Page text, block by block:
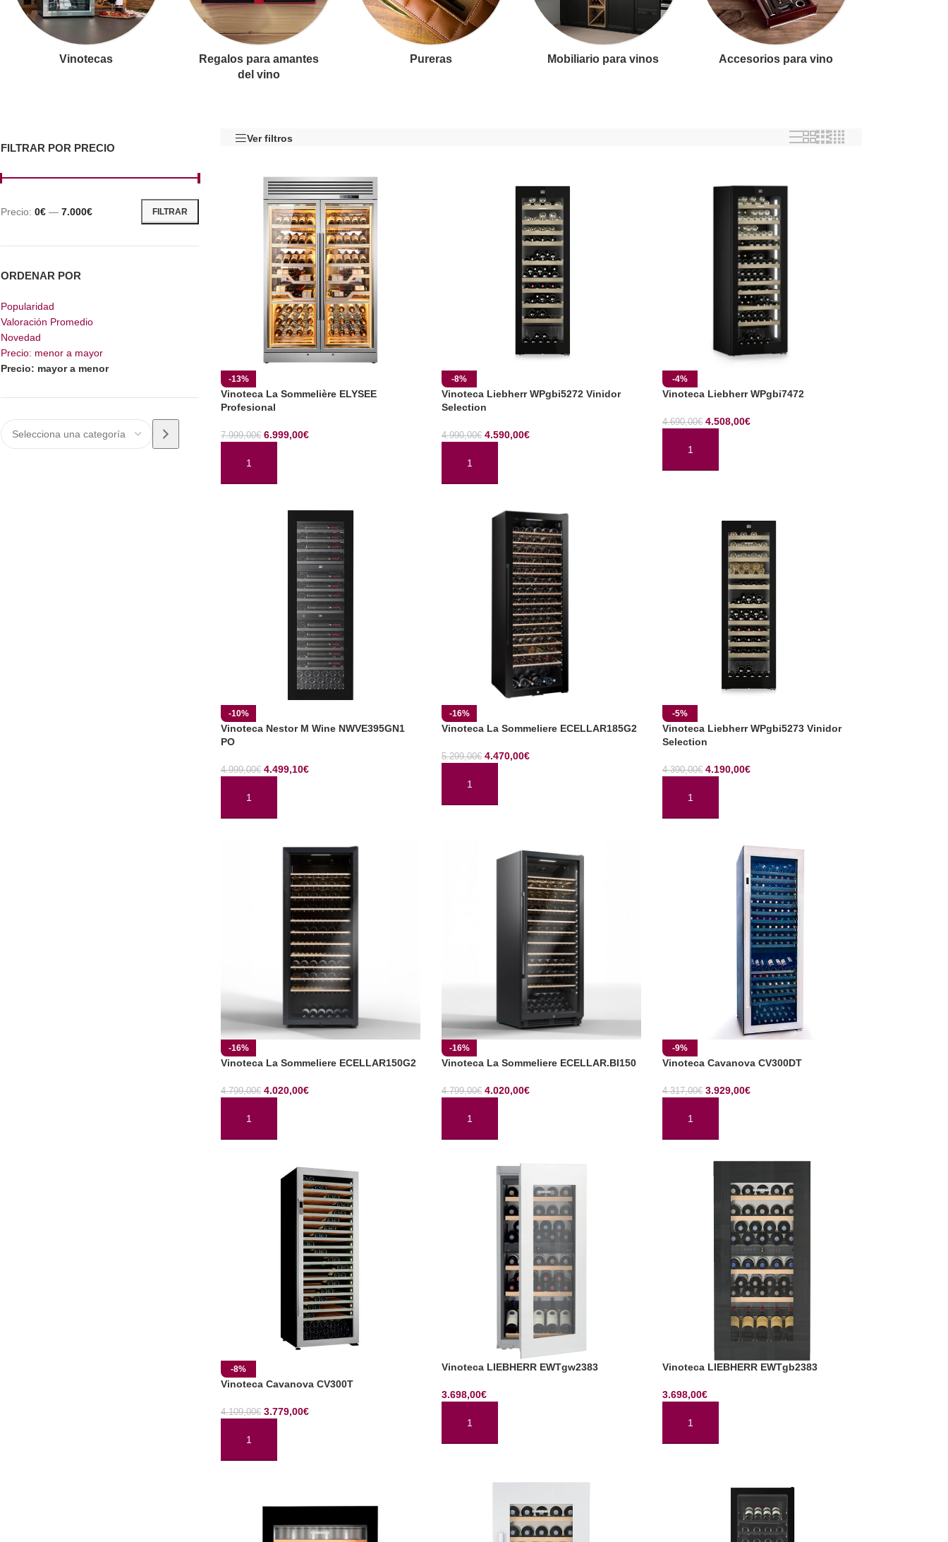
Vinotecas
Regalos para amantes
del vino
Pureras Mobiliario para vinos Accesorios para vino
FILTRAR POR PRECIO
FILTRAR
Precio: 0€— 7.000€
ORDENAR POR
Popularidad
Valoración Promedio
Novedad
Precio: menor a mayor
Precio: mayor a menor
Ver filtros
-13%
Vinoteca La Sommelière ELYSEE
Profesional
7.999,00€ 6.999,00€
AÑADIR AL CARRITO
-8%
Vinoteca Liebherr WPgbi5272 Vinidor
Selection
4.990,00€ 4.590,00€
AÑADIR AL CARRITO
-4%
Vinoteca Liebherr WPgbi7472
4.690,00€ 4.508,00€
AÑADIR AL CARRITO
-10%
Vinoteca Nestor M Wine NWVE395GN1
PO
4.999,00€ 4.499,10€
AÑADIR AL CARRITO
-16%
Vinoteca La Sommeliere ECELLAR185G2
5.299,00€ 4.470,00€
AÑADIR AL CARRITO
-5%
Vinoteca Liebherr WPgbi5273 Vinidor
Selection
4.390,00€ 4.190,00€
AÑADIR AL CARRITO
-16%
Vinoteca La Sommeliere ECELLAR150G2
4.799,00€ 4.020,00€
AÑADIR AL CARRITO
-16%
Vinoteca La Sommeliere ECELLAR.BI150
4.799,00€ 4.020,00€
AÑADIR AL CARRITO
-9%
Vinoteca Cavanova CV300DT
4.317,00€ 3.929,00€
AÑADIR AL CARRITO
-8%
Vinoteca Cavanova CV300T
4.109,00€ 3.779,00€
AÑADIR AL CARRITO
Vinoteca LIEBHERR EWTgw2383
3.698,00€
AÑADIR AL CARRITO
Vinoteca LIEBHERR EWTgb2383
3.698,00€
AÑADIR AL CARRITO